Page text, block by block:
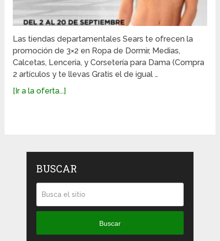
Las tiendas departamentales Sears te ofrecen la
promoción de 3×2 en Ropa de Dormir, Medias,
Calcetas, Lencería, y Corsetería para Dama (Compra
2 artículos y te llevas Gratis el de igual …
[Ir a la oferta...]
BUSCAR
Buscar